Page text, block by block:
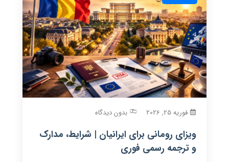
فوریه 25, 2026 بدون دیدگاه
ویزای رومانی برای ایرانیان | شرایط، مدارک
و ترجمه رسمی فوری